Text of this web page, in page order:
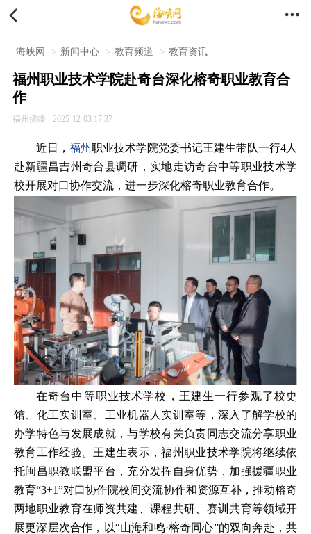
 
海峡网 > 新闻中心 > 教育频道 > 教育资讯
福州职业技术学院赴奇台深化榕奇职业教育合
作
福州援疆 2025-12-03 17:37
近日， 福州职业技术学院党委书记王建生带队一行4人
赴新疆昌吉州奇台县调研，实地走访奇台中等职业技术学
校开展对口协作交流，进一步深化榕奇职业教育合作。
在奇台中等职业技术学校，王建生一行参观了校史
馆、化工实训室、工业机器人实训室等，深入了解学校的
办学特色与发展成就，与学校有关负责同志交流分享职业
教育工作经验。王建生表示，福州职业技术学院将继续依
托闽昌职教联盟平台，充分发挥自身优势，加强援疆职业
教育“3+1”对口协作院校间交流协作和资源互补，推动榕奇
两地职业教育在师资共建、课程共研、赛训共育等领域开
展更深层次合作，以“山海和鸣·榕奇同心”的双向奔赴，共